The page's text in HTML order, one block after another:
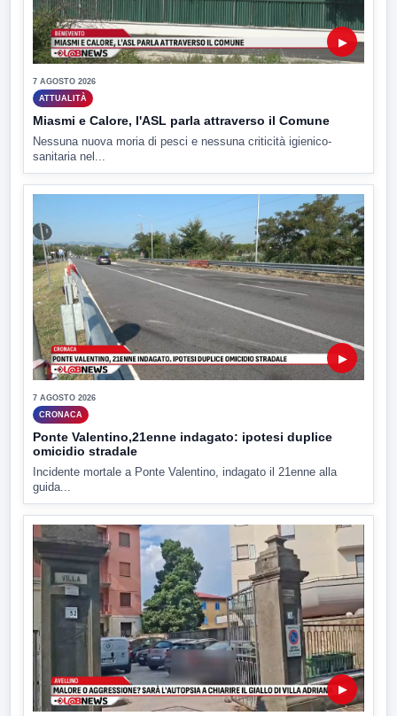
▶
7 AGOSTO 2026
ATTUALITÀ
Miasmi e Calore, l'ASL parla attraverso il Comune
Nessuna nuova moria di pesci e nessuna criticità igienico-
sanitaria nel...
▶
7 AGOSTO 2026
CRONACA
Ponte Valentino,21enne indagato: ipotesi duplice
omicidio stradale
Incidente mortale a Ponte Valentino, indagato il 21enne alla
guida...
▶